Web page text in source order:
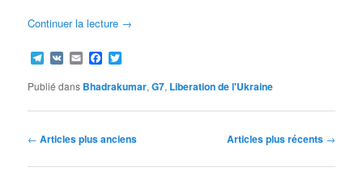
Continuer la lecture →
Telegram
VK EmailFacebook
Publié dans Bhadrakumar,G7, Liberation de l'Ukraine
Navigation
articles
← Articles plus anciens Articles plus récents →